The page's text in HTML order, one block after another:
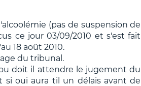
(pas de suspension de
ce jour 03/09/2010 et s'est fait
18 août 2010.
du tribunal.
doit il attendre le jugement du
si oui aura til un délais avant de